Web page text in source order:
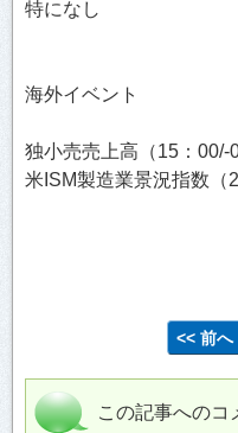
特になし
海外イベント
独小売売上高（15：00/-
米ISM製造業景況指数（
<< 前へ
この記事へのコ